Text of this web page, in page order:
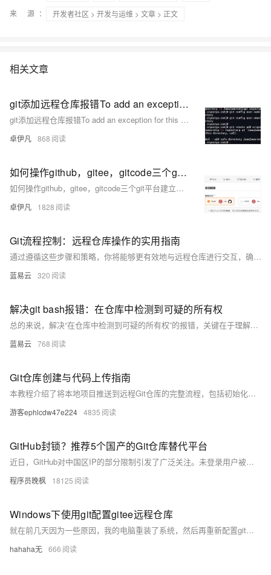
来 源：
开发者社区 > 开发与运维 > 文章 > 正文
相关文章
git添加远程仓库报错To add an exception for this directory解决方案-优雅草卓伊凡
git添加远程仓库报错To add an exception for this directory解决方案-优雅草卓伊凡
卓伊凡 868
如何操作github，gitee，gitcode三个git平台建立镜像仓库机制，这样便于维护项目只需要维护一个平台仓库地址的即可-优雅草央千澈
如何操作github，gitee，gitcode三个git平台建立镜像仓库机制，这样便于维护项目只需要维护一个平台仓库地址的即可-优雅草央千澈
卓伊凡 1828
Git流程控制：远程仓库操作的实用指南
通过遵循这些步骤和策略，你将能够更有效地与远程仓库进行交互，确保代码变更的透明度和项目历史的干净。同时，良好的版本控制习惯可以减少潜在的冲突，并帮助保持代码库的整洁。在日常工作中应用这些实用的Git流程控制技巧将是非常有益的。
蓝易云 320
解决git bash报错：在仓库中检测到可疑的所有权
总的来说，解决“在仓库中检测到可疑的所有权”的报错，关键在于理解和调整文件或目录的所有权。只要我们正确地设置了文件或目录的所有权，那么我们就可以避免这种问题，让Git Bash正常工作。
蓝易云 768
Git仓库创建与代码上传指南
本教程介绍了将本地项目推送到远程Git仓库的完整流程，包括初始化本地仓库、添加和提交文件、创建远程仓库、关联远程地址及推送代码。同时，还提供了`.gitignore`配置、分支管理等可选步骤，并针对常见问题（如认证失败、分支不匹配、大文件处理及推送冲突）给出了解决方案。适合初学者快速上手Git版本控制。
游客ephlcdw47e224 4835
GitHub封锁？推荐5个国产的Git仓库替代平台
近日，GitHub对中国区IP的部分限制引发了广泛关注。未登录用户被拒，已登录用户功能受限，南北网络环境差异更显“内卷”。为应对这一挑战，本文推荐了多个国产Git平台：Gitee（码云）、GitCode（CSDN旗下）、CODING（腾讯系）、CodeUP（阿里云支持）及微信代码管理工具。这些平台功能全面、稳定性强，是开发者迁移项目的理想选择。通过同步代码、配置CI/CD流水线等简单步骤，可确保项目平稳过渡。此次事件提醒我们，掌握核心技能与支持国产平台同样重要！
程序员晚枫 18125
Windows下使用git配置gitee远程仓库
就在前几天因为一些原因，我的电脑重装了系统，然后再重新配置git的环境的时候就遇到了一些小问题。所以我决定自己写一篇文章，以便以后再配置git时，避免一些错误操作，而导致全网搜方法，找对的文章去找对应的解决方法。下面为了演示方便就拿gitee来演示，不拿GitHub了写文章了。
hahaha无 666